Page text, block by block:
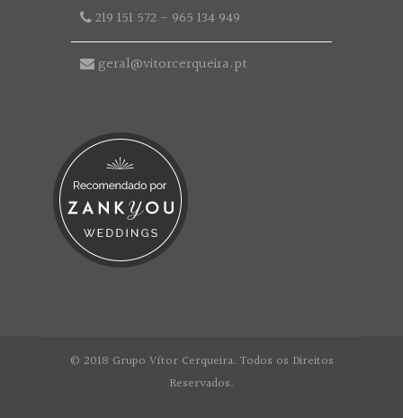
219 151 572 - 965 134 949
geral@vitorcerqueira.pt
© 2018 Grupo Vítor Cerqueira. Todos os Direitos
Reservados.